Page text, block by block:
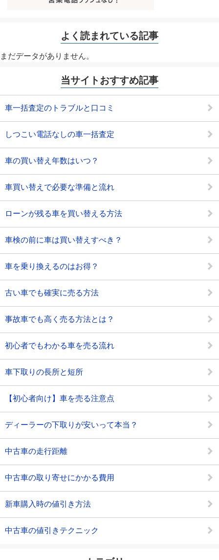
よく読まれている記事
まだデータがありません。
当サイトおすすめ記事
車一括査定のトラブルと口コミ
しつこい電話なしの車一括査定
車の買い替え年数はいつ？
車買い替えで必要な準備と流れ
ローンが残る車を買い替える方法
車検の前に車は買い替えすべき？
車を乗り換えるのはお得？
古い車でも確実に売る方法
事故車でも高く売る方法とは？
初心者でもわかる車を売る流れ
車下取りの長所と短所
【初心者向け】車を売る注意点
ディーラーの下取りが安いって本当？
中古車の走行距離
中古車の取り寄せにかかる費用
新車購入時の値引き方法
中古車の値引きテクニック